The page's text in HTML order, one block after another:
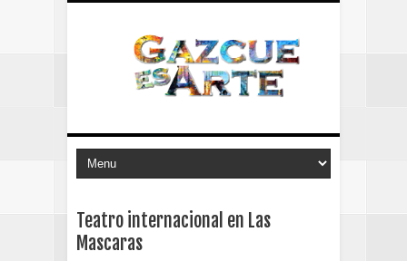
Teatro internacional en Las
Mascaras